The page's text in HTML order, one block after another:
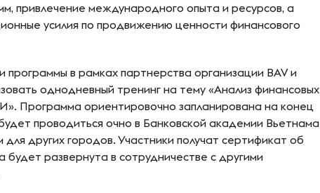
привлечение международного опыта и ресурсов, а
усилия по продвижению ценности финансового
программы в рамках партнерства организации BAV и
однодневный тренинг на тему «Анализ финансовых
Программа ориентировочно запланирована на конец
проводиться очно в Банковской академии Вьетнама
других городов. Участники получат сертификат об
развернута в сотрудничестве с другими